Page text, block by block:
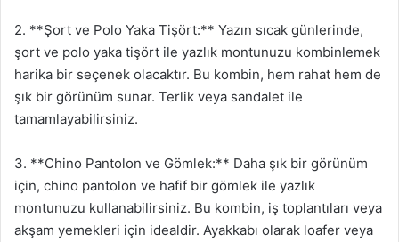
2. **Şort ve Polo Yaka Tişört:** Yazın sıcak günlerinde,
şort ve polo yaka tişört ile yazlık montunuzu kombinlemek
harika bir seçenek olacaktır. Bu kombin, hem rahat hem de
şık bir görünüm sunar. Terlik veya sandalet ile
tamamlayabilirsiniz.
3. **Chino Pantolon ve Gömlek:** Daha şık bir görünüm
için, chino pantolon ve hafif bir gömlek ile yazlık
montunuzu kullanabilirsiniz. Bu kombin, iş toplantıları veya
akşam yemekleri için idealdir. Ayakkabı olarak loafer veya